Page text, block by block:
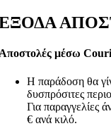
μέσω
Η παράδοση θα
δυσπρόσιτες
Για παραγγελίες
€ ανά κιλό.